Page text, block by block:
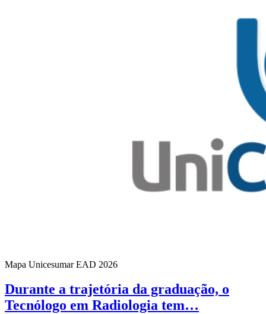
Mapa Unicesumar EAD 2026
Durante a trajetória da graduação, o
Tecnólogo em Radiologia tem…